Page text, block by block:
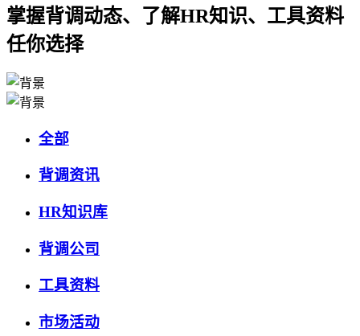
掌握背调动态、了解HR知识、工具资料
任你选择
全部
背调资讯
HR知识库
背调公司
工具资料
市场活动